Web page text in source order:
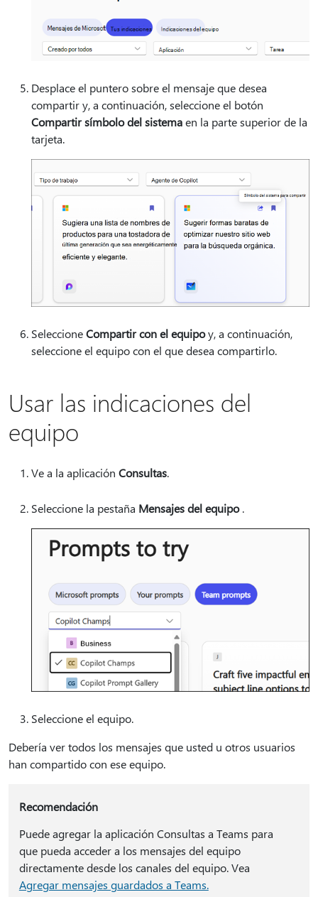
Desplace el puntero sobre el mensaje que desea
compartir y, a continuación, seleccione el botón
Compartir símbolo del sistemaen la parte superior de la
tarjeta.
SeleccioneCompartir con el equipoy, a continuación,
seleccione el equipo con el que desea compartirlo.
Usar las indicaciones del
equipo
Ve a la aplicación Consultas.
Seleccione la pestaña Mensajes del equipo.
Seleccione el equipo.
Debería ver todos los mensajes que usted u otros usuarios
han compartido con ese equipo.
Recomendación
Puede agregar la aplicación Consultas a Teams para
que pueda acceder a los mensajes del equipo
directamente desde los canales del equipo. Vea
Agregar mensajes guardados a Teams.